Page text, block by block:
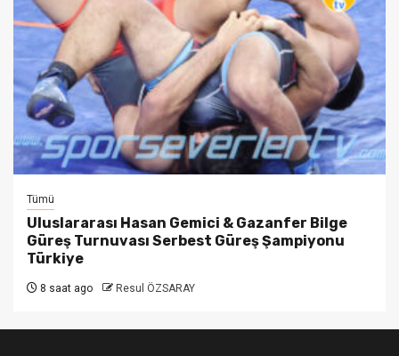
Tümü
Uluslararası Hasan Gemici & Gazanfer Bilge
Güreş Turnuvası Serbest Güreş Şampiyonu
Türkiye
8 saat ago Resul ÖZSARAY